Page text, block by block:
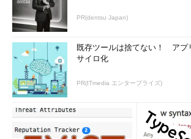
PR(dentsu Japan)
既存ツールは捨てない！ アプ
サイロ化
PR(ITmedia エンタープライズ)